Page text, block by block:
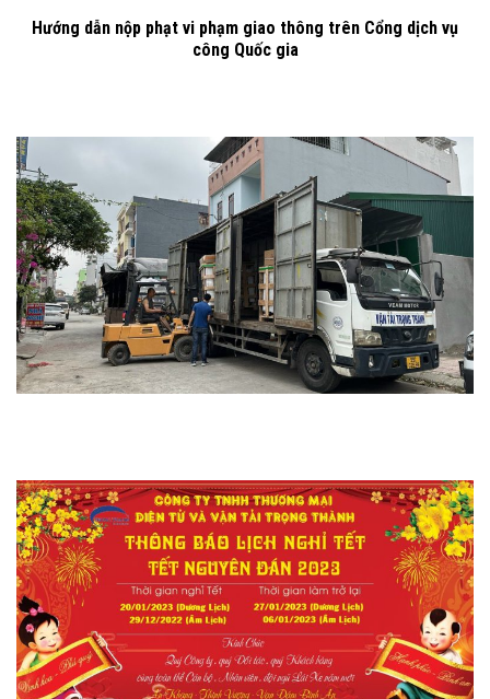
Hướng dẫn nộp phạt vi phạm giao thông trên Cổng dịch vụ
công Quốc gia